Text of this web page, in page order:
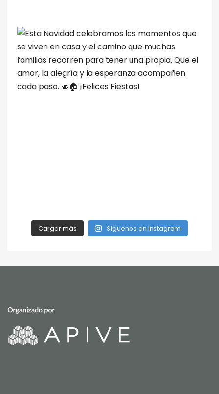
Cargar más Síguenos en Instagram